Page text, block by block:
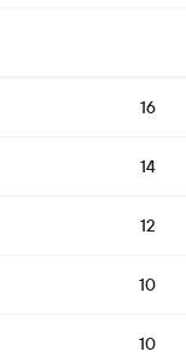
16
14
12
10
10